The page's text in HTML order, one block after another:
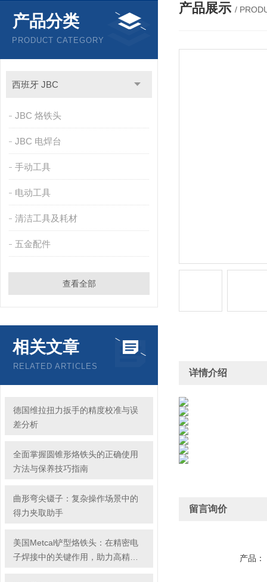
产品分类
PRODUCT CATEGORY
西班牙 JBC
JBC 烙铁头
JBC 电焊台
手动工具
电动工具
清洁工具及耗材
五金配件
查看全部
相关文章
RELATED ARTICLES
德国维拉扭力扳手的精度校准与误
差分析
全面掌握圆锥形烙铁头的正确使用
方法与保养技巧指南
曲形弯尖镊子：复杂操作场景中的
得力夹取助手
美国Metcal铲型烙铁头：在精密电
子焊接中的关键作用，助力高精度
产品展示 /
详情介绍
留言询价
产品：